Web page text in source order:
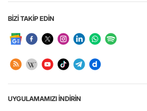
BİZİ TAKİP EDİN
UYGULAMAMIZI İNDİRİN